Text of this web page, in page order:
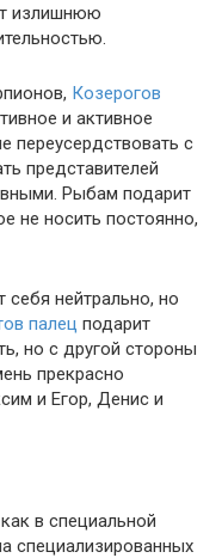
излишнюю
Козерогов
и активное
переусердствовать с
представителей
Рыбам подарит
не носить постоянно,
нейтрально, но
палец подарит
но с другой стороны
прекрасно
и Егор, Денис и
в специальной
специализированных